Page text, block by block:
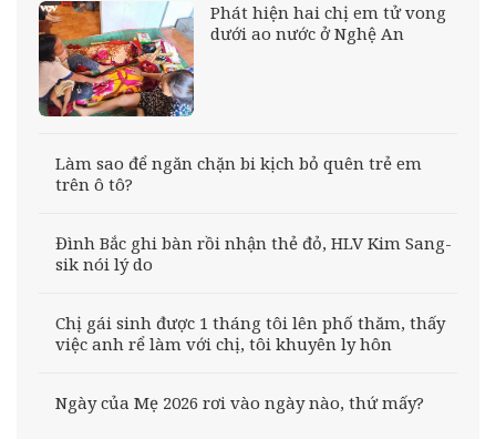
Phát hiện hai chị em tử vong
dưới ao nước ở Nghệ An
Làm sao để ngăn chặn bi kịch bỏ quên trẻ em
trên ô tô?
Đình Bắc ghi bàn rồi nhận thẻ đỏ, HLV Kim Sang-
sik nói lý do
Chị gái sinh được 1 tháng tôi lên phố thăm, thấy
việc anh rể làm với chị, tôi khuyên ly hôn
Ngày của Mẹ 2026 rơi vào ngày nào, thứ mấy?